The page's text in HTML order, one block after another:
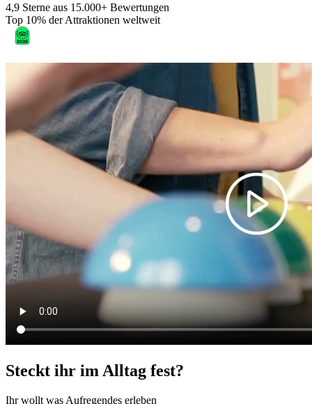
4,9 Sterne aus 15.000+ Bewertungen
Top 10% der Attraktionen weltweit
Steckt ihr im Alltag fest?
Ihr wollt was Aufregendes erleben